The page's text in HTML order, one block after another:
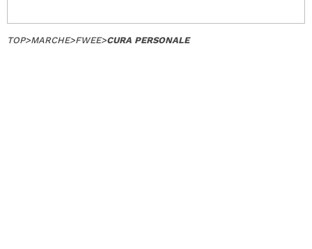
TOP>MARCHE>FWEE>CURA PERSONALE